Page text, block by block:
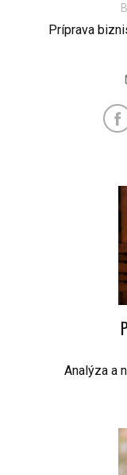
Príprava
Analýza a